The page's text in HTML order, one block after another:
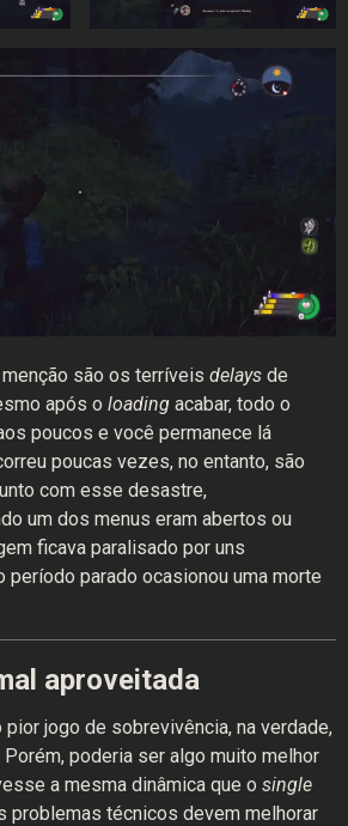
são os terríveis delays de
após o loading acabar, todo o
poucos e você permanece lá
poucas vezes, no entanto, são
com esse desastre,
um dos menus eram abertos ou
ficava paralisado por uns
período parado ocasionou uma morte
aproveitada
pior jogo de sobrevivência, na verdade,
poderia ser algo muito melhor
a mesma dinâmica que o single
problemas técnicos devem melhorar